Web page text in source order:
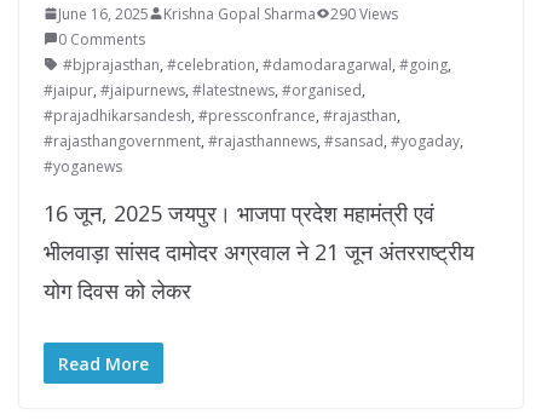
June 16, 2025 Krishna Gopal Sharma
290 Views
0 Comments
#bjprajasthan, #celebration, #damodaragarwal, #going,
#jaipur, #jaipurnews, #latestnews, #organised,
#prajadhikarsandesh, #pressconfrance, #rajasthan,
#rajasthangovernment, #rajasthannews, #sansad, #yogaday,
#yoganews
16 जून, 2025 जयपुर। भाजपा प्रदेश महामंत्री एवं
भीलवाड़ा सांसद दामोदर अग्रवाल ने 21 जून अंतरराष्ट्रीय
योग दिवस को लेकर
Read More